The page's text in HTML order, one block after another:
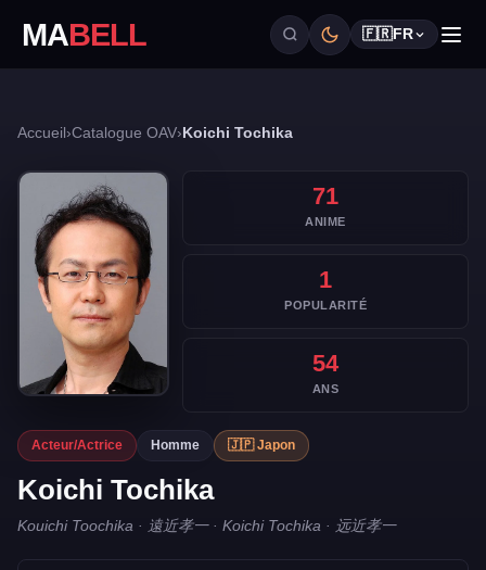
MABELL 🇫🇷 FR
Accueil ›Catalogue OAV› Koichi Tochika
71
ANIME
1
POPULARITÉ
54
ANS
Acteur/Actrice Homme 🇯🇵 Japon
Koichi Tochika
Kouichi Toochika · 遠近孝一 · Koichi Tochika · 远近孝一